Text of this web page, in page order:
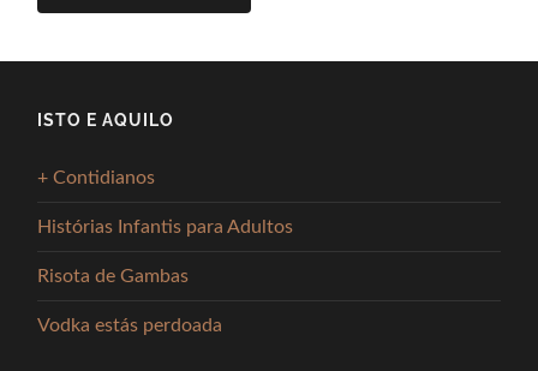
ISTO E AQUILO
+ Contidianos
Histórias Infantis para Adultos
Risota de Gambas
Vodka estás perdoada